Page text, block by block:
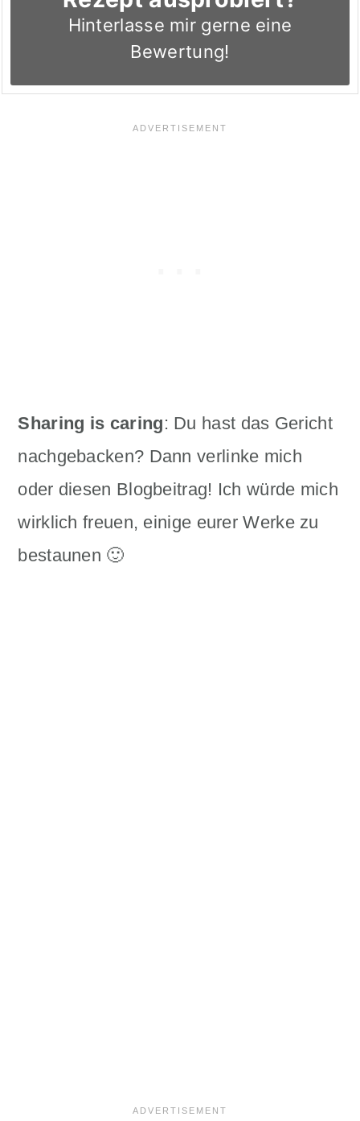
Hinterlasse mir gerne eine
Bewertung!
Sharing is caring: Du hast das Gericht
nachgebacken? Dann verlinke mich
oder diesen Blogbeitrag! Ich würde mich
wirklich freuen, einige eurer Werke zu
bestaunen 🙂